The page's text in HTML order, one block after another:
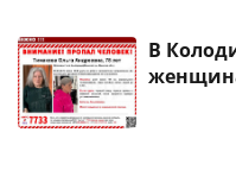
В